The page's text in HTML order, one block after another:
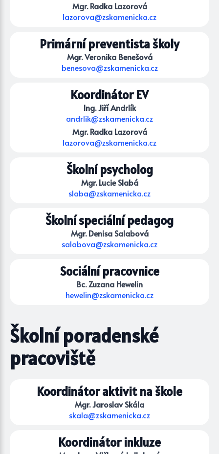
Mgr. Radka Lazorová
lazorova@zskamenicka.cz
Primární preventista školy
Mgr. Veronika Benešová
benesova@zskamenicka.cz
Koordinátor EV
Ing. Jiří Andrlík
andrlik@zskamenicka.cz
Mgr. Radka Lazorová
lazorova@zskamenicka.cz
Školní psycholog
Mgr. Lucie Slabá
slaba@zskamenicka.cz
Školní speciální pedagog
Mgr. Denisa Salabová
salabova@zskamenicka.cz
Sociální pracovnice
Bc. Zuzana Hewelin
hewelin@zskamenicka.cz
Školní poradenské
pracoviště
Koordinátor aktivit na škole
Mgr. Jaroslav Skála
skala@zskamenicka.cz
Koordinátor inkluze